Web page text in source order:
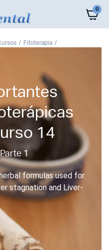
0
Fitoterapia
14
1
formulas used for
stagnation and Liver-